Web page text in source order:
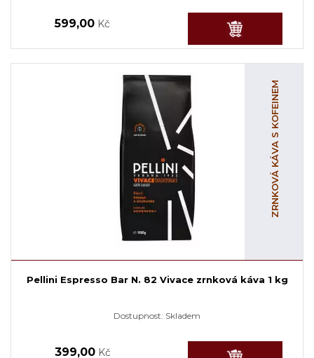
599,00 Kč
ZRNKOVÁ KÁVA S KOFEINEM
Pellini Espresso Bar N. 82 Vivace zrnková káva 1 kg
Dostupnost: Skladem
399,00 Kč